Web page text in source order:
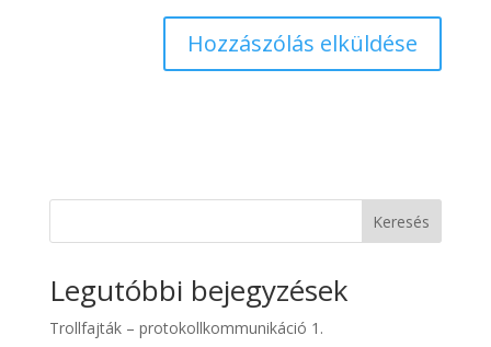
Keresés
Legutóbbi bejegyzések
Trollfajták – protokollkommunikáció 1.